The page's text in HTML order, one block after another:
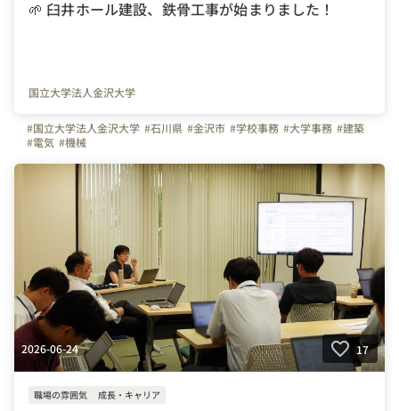
🌱 臼井ホール建設、鉄骨工事が始まりました！
国立大学法人金沢大学
#国立大学法人金沢大学 #石川県 #金沢市 #学校事務 #大学事務 #建築
#電気 #機械
2026-06-24 17
職場の雰囲気 成長・キャリア